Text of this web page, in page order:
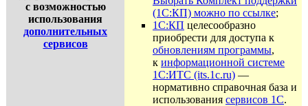
с возможностью
использования
дополнительных
сервисов
(1С:КП) можно по ссылке;
1С:КП целесообразно
приобрести для доступа к
обновлениям программы,
к информационной системе
1С:ИТС (its.1c.ru) —
нормативно справочная база и
использования сервисов 1С.